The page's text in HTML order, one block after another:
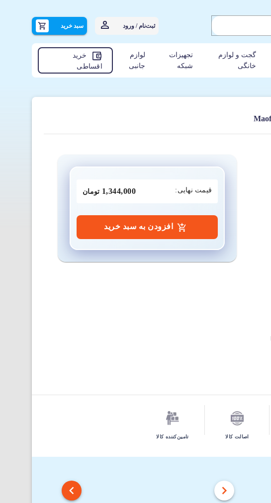
ثبت‌نام / ورود سبد خرید
گجت و لوازم
خانگی
تجهیزات
شبکه
لوازم
جانبی
خرید
اقساطی
قیمت نهایی: تومان
افزودن به سبد خرید
اصالت کالا تامین‌کننده کالا